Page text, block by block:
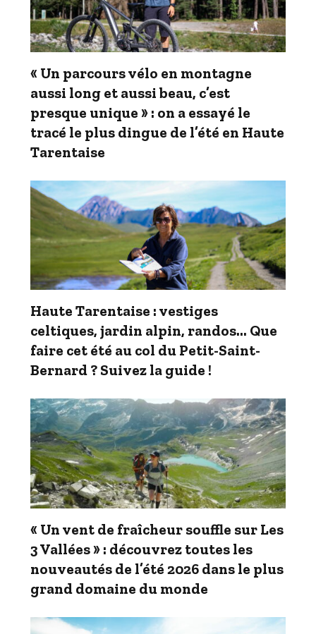
« Un parcours vélo en montagne
aussi long et aussi beau, c’est
presque unique » : on a essayé le
tracé le plus dingue de l’été en Haute
Tarentaise
Haute Tarentaise : vestiges
celtiques, jardin alpin, randos… Que
faire cet été au col du Petit-Saint-
Bernard ? Suivez la guide !
« Un vent de fraîcheur souffle sur Les
3 Vallées » : découvrez toutes les
nouveautés de l’été 2026 dans le plus
grand domaine du monde